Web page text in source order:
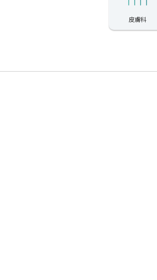
皮膚科